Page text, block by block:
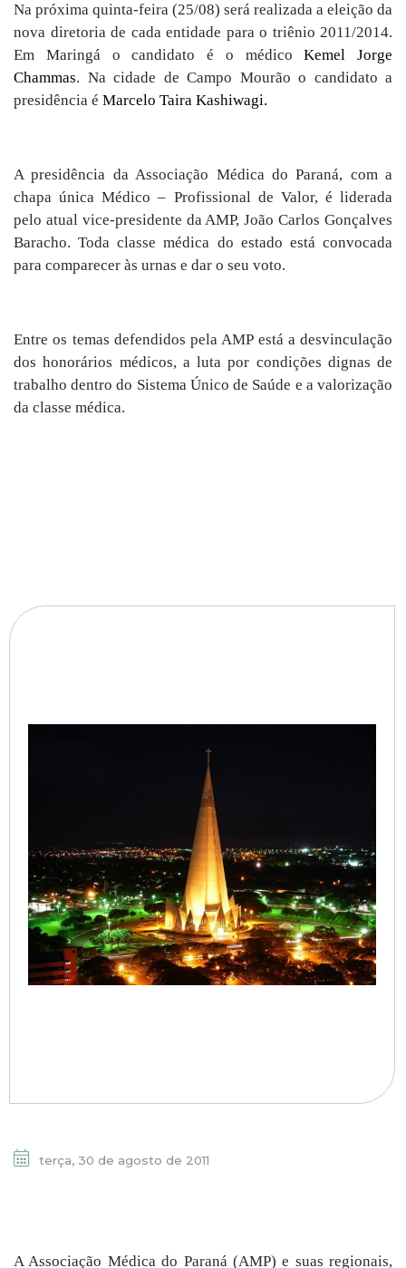
Na próxima quinta-feira (25/08) será realizada a eleição da
nova diretoria de cada entidade para o triênio 2011/2014.
Em Maringá o candidato é o médicoKemel Jorge
Chammas. Na cidade de Campo Mourão o candidato a
presidência é Marcelo Taira Kashiwagi.
A presidência da Associação Médica do Paraná, com a
chapa única Médico – Profissional de Valor, é liderada
pelo atual vice-presidente da AMP,João Carlos Gonçalves
Baracho.Toda classe médica do estado está convocada
para comparecer às urnas e dar o seu voto.
Entre os temas defendidos pela AMP está a desvinculação
dos honorários médicos, a luta por condições dignas de
trabalho dentro do Sistema Único de Saúde e a valorização
da classe médica.
terça, 30 de agosto de 2011
A Associação Médica do Paraná (AMP) e suas regionais,